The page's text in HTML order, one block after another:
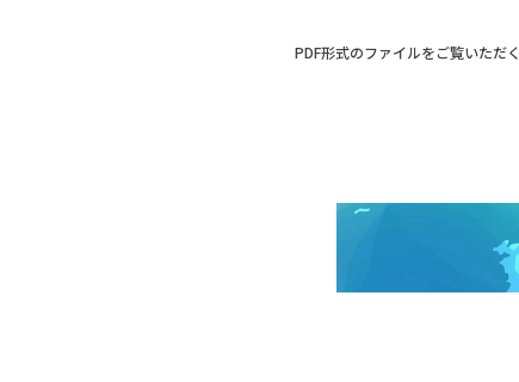
PDF形式のファイルをご覧いただ